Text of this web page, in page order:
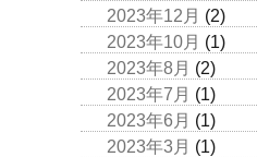
2023年12月 (2)
2023年10月 (1)
2023年8月 (2)
2023年7月 (1)
2023年6月 (1)
2023年3月 (1)